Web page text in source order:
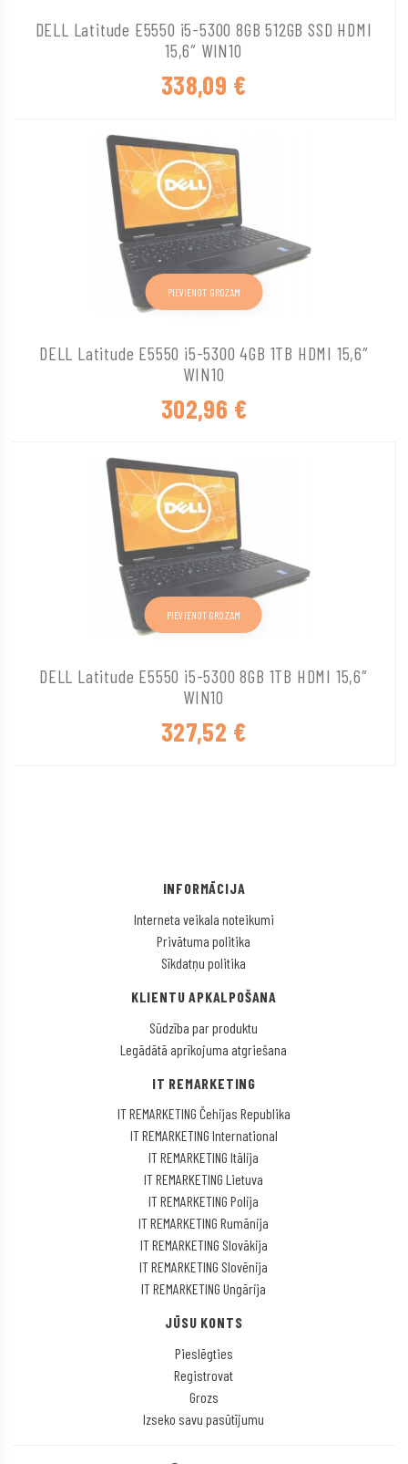
DELL Latitude E5550 i5-5300 8GB 512GB SSD HDMI
15,6″ WIN10
338,09 €
DELL Latitude E5550 i5-5300 4GB 1TB HDMI 15,6″
WIN10
302,96 €
PIEVIENOT GROZAM
DELL Latitude E5550 i5-5300 8GB 1TB HDMI 15,6″
WIN10
327,52 €
PIEVIENOT GROZAM
INFORMĀCIJA
Interneta veikala noteikumi
Privātuma politika
Sīkdatņu politika
KLIENTU APKALPOŠANA
Sūdzība par produktu
Legādātā aprīkojuma atgriešana
IT REMARKETING
IT REMARKETING Čehijas Republika
IT REMARKETING International
IT REMARKETING Itālija
IT REMARKETING Lietuva
IT REMARKETING Polija
IT REMARKETING Rumānija
IT REMARKETING Slovākija
IT REMARKETING Slovēnija
IT REMARKETING Ungārija
JŪSU KONTS
Pieslēgties
Registrovat
Grozs
Izseko savu pasūtījumu